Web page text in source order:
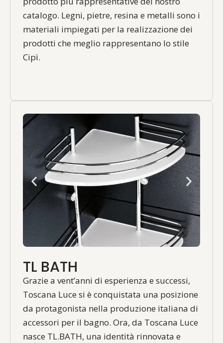
catalogo. Legni, pietre, resina e metalli sono i
materiali impiegati per la realizzazione dei
prodotti che meglio rappresentano lo stile
Cipì.
TL BATH
Grazie a vent’anni di esperienza e successi,
Toscana Luce si è conquistata una posizione
da protagonista nella produzione italiana di
accessori per il bagno. Ora, da Toscana Luce
nasce TL.BATH, una identità rinnovata e